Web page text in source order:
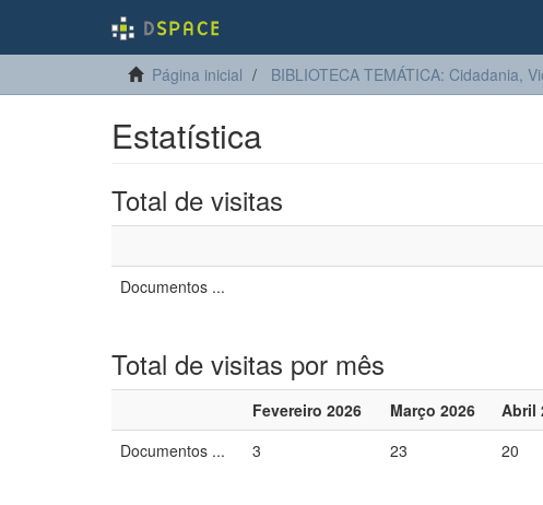
Página inicial BIBLIOTECA TEMÁTICA: Cidadania,
Estatística
Total de visitas
Documentos ...
Total de visitas por mês
Fevereiro 2026 Março 2026 Abril
Documentos ...
3 23 20